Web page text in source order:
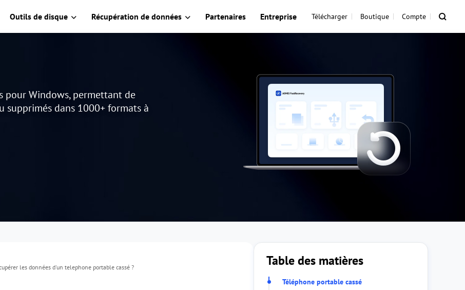
Outils de disque Récupération de données Partenaires Entreprise Télécharger Boutique Compte
pour Windows, permettant de
supprimés dans 1000+ formats à
les données d'un telephone portable cassé ? Table des matières
Téléphone portable cassé